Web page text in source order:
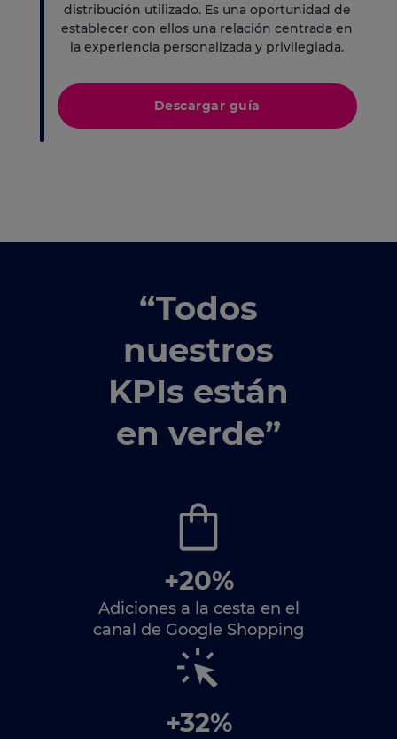
distribución utilizado. Es una oportunidad de
establecer con ellos una relación centrada en
la experiencia personalizada y privilegiada.
Descargar guía
“Todos
nuestros
KPIs están
en verde”
+20%
Adiciones a la cesta en el
canal de Google Shopping
+32%